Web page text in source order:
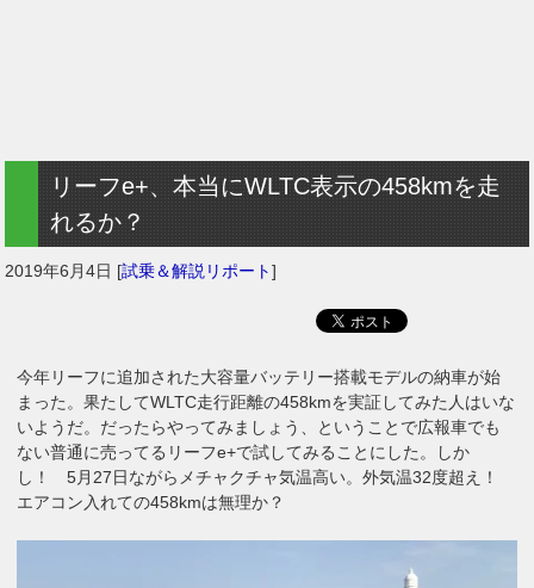
リーフe+、本当にWLTC表示の458kmを走
れるか？
2019年6月4日 [試乗＆解説リポート]
今年リーフに追加された大容量バッテリー搭載モデルの納車が始
まった。果たしてWLTC走行距離の458kmを実証してみた人はいな
いようだ。だったらやってみましょう、ということで広報車でも
ない普通に売ってるリーフe+で試してみることにした。しか
し！ 5月27日ながらメチャクチャ気温高い。外気温32度超え！
エアコン入れての458kmは無理か？